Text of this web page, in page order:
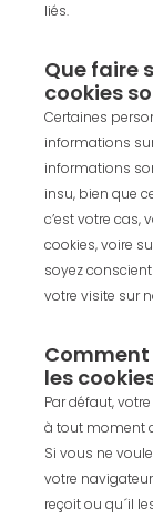
liés.
Que faire
cookies
Certaines
informations
informations
insu, bien que
c’est votre cas,
cookies, voire
soyez
votre visite sur
les
Par défaut,
à tout moment
Si vous ne
votre
reçoit ou qu´il